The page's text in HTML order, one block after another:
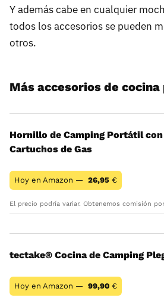
Y además cabe en cualquier
todos los accesorios se pueden
otros.
Más accesorios de
Hornillo de Camping Portátil con
Cartuchos de Gas
Hoy en Amazon — 26,95 €
El precio podría variar. Obtenemos comisión
tectake® Cocina de Camping
Hoy en Amazon — 99,90 €